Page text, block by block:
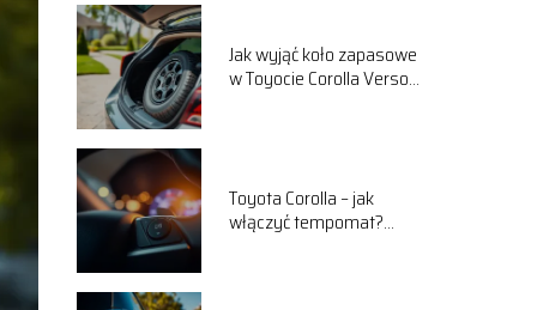
Jak wyjąć koło zapasowe
w Toyocie Corolla Verso?
Toyota Corolla – jak
włączyć tempomat?